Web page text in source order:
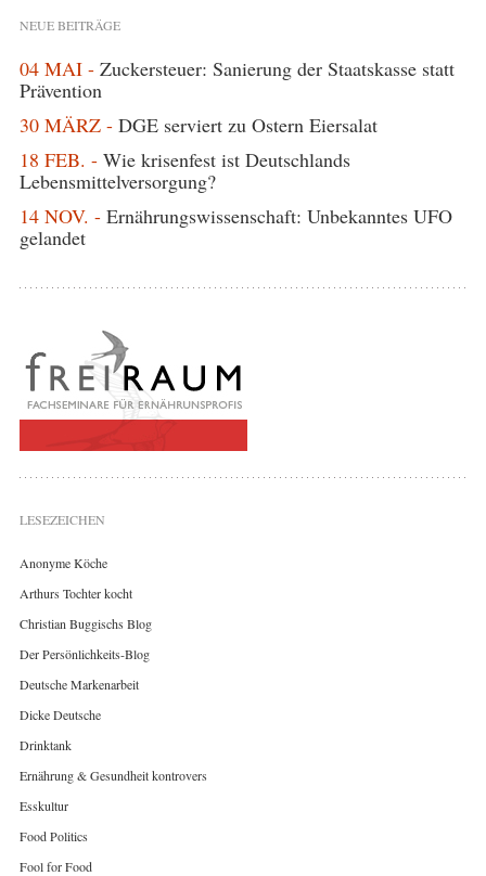
NEUE BEITRÄGE
04 MAI - Zuckersteuer: Sanierung der Staatskasse statt
Prävention
30 MÄRZ - DGE serviert zu Ostern Eiersalat
18 FEB. - Wie krisenfest ist Deutschlands
Lebensmittelversorgung?
14 NOV. - Ernährungswissenschaft: Unbekanntes UFO
gelandet
LESEZEICHEN
Anonyme Köche
Arthurs Tochter kocht
Christian Buggischs Blog
Der Persönlichkeits-Blog
Deutsche Markenarbeit
Dicke Deutsche
Drinktank
Ernährung & Gesundheit kontrovers
Esskultur
Food Politics
Fool for Food